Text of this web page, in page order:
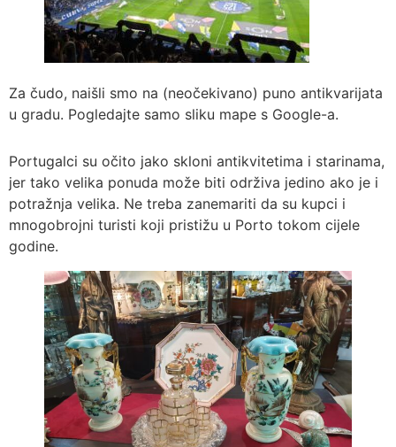
Za čudo, naišli smo na (neočekivano) puno antikvarijata
u gradu. Pogledajte samo sliku mape s Google-a.
Portugalci su očito jako skloni antikvitetima i starinama,
jer tako velika ponuda može biti održiva jedino ako je i
potražnja velika. Ne treba zanemariti da su kupci i
mnogobrojni turisti koji pristižu u Porto tokom cijele
godine.